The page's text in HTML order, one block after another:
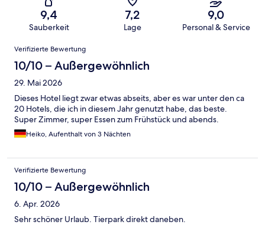
9,4
Sauberkeit
7,2
Lage
9,0
Personal & Service
Bewertungen
Verifizierte Bewertung
10/10 – Außergewöhnlich
29. Mai 2026
Dieses Hotel liegt zwar etwas abseits, aber es war unter den ca
20 Hotels, die ich in diesem Jahr genutzt habe, das beste.
Super Zimmer, super Essen zum Frühstück und abends.
Heiko, Aufenthalt von 3 Nächten
Verifizierte Bewertung
10/10 – Außergewöhnlich
6. Apr. 2026
Sehr schöner Urlaub. Tierpark direkt daneben.